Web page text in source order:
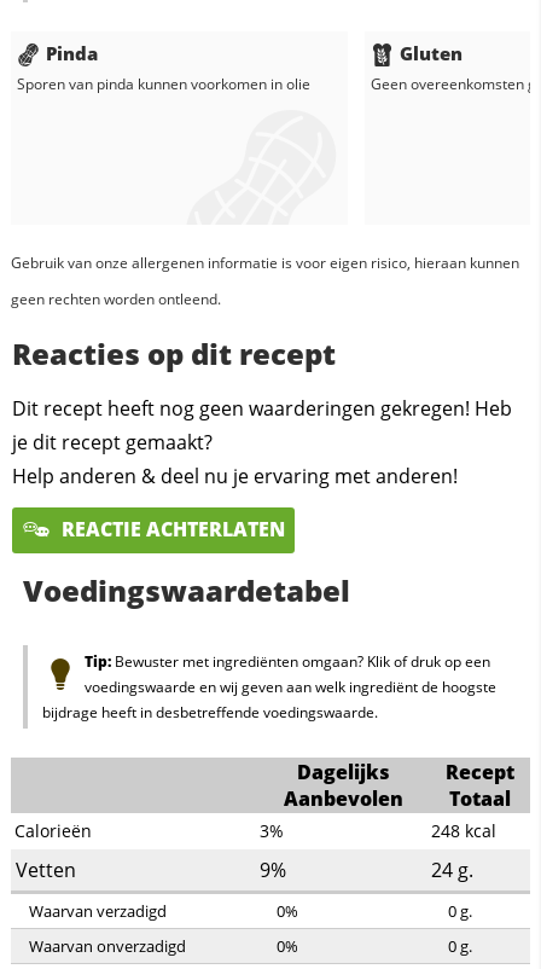
Pinda
Sporen van pinda kunnen voorkomen inolie
Gluten
Geen overeenkomsten
Gebruik van onze allergenen informatie is voor eigen risico, hieraan kunnen
geen rechten worden ontleend.
Reacties op dit recept
Dit recept heeft nog geen waarderingen gekregen! Heb
je dit recept gemaakt?
Help anderen & deel nu je ervaring met anderen!
REACTIE ACHTERLATEN
Voedingswaardetabel
Tip:Bewuster met ingrediënten omgaan? Klik of druk op een
voedingswaarde en wij geven aan welk ingrediënt de hoogste
bijdrage heeft in desbetreffende voedingswaarde.
Dagelijks
Aanbevolen
Recept
Totaal
Calorieën 3% 248 kcal
Vetten 9% 24 g.
Waarvan verzadigd 0% 0g.
Waarvan onverzadigd
0% 0g.